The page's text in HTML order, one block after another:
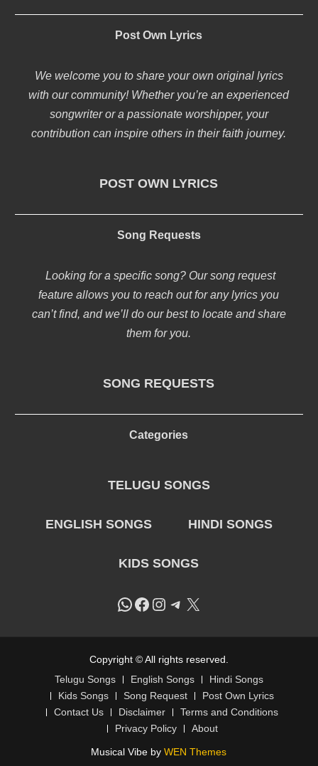
Post Own Lyrics
We welcome you to share your own original lyrics
with our community! Whether you’re an experienced
songwriter or a passionate worshipper, your
contribution can inspire others in their faith journey.
POST OWN LYRICS
Song Requests
Looking for a specific song? Our song request
feature allows you to reach out for any lyrics you
can’t find, and we’ll do our best to locate and share
them for you.
SONG REQUESTS
Categories
TELUGU SONGS
ENGLISH SONGS HINDI SONGS
KIDS SONGS
WhatsApp
Facebook
Instagram
Telegram
X
Copyright © All rights reserved.
Telugu Songs
English Songs
Hindi Songs
Kids Songs
Song Request
Post Own Lyrics
Contact Us
Disclaimer
Terms and Conditions
Privacy Policy
About
Musical Vibe byWEN Themes